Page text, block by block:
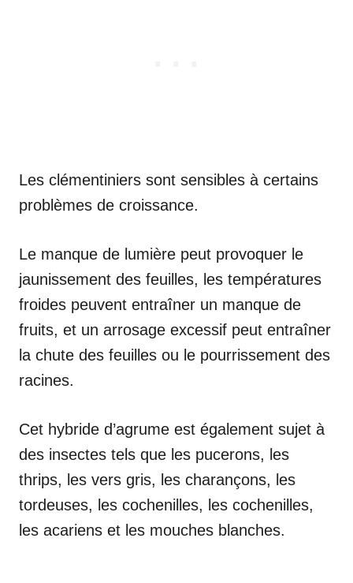
Les clémentiniers sont sensibles à certains
problèmes de croissance.
Le manque de lumière peut provoquer le
jaunissement des feuilles, les températures
froides peuvent entraîner un manque de
fruits, et un arrosage excessif peut entraîner
la chute des feuilles ou le pourrissement des
racines.
Cet hybride d’agrume est également sujet à
des insectes tels que les pucerons, les
thrips, les vers gris, les charançons, les
tordeuses, les cochenilles, les cochenilles,
les acariens et les mouches blanches.